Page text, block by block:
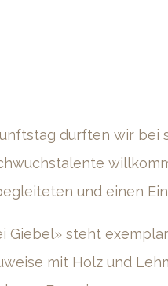
durften wir bei
und einen
Giebel» steht
mit Holz und